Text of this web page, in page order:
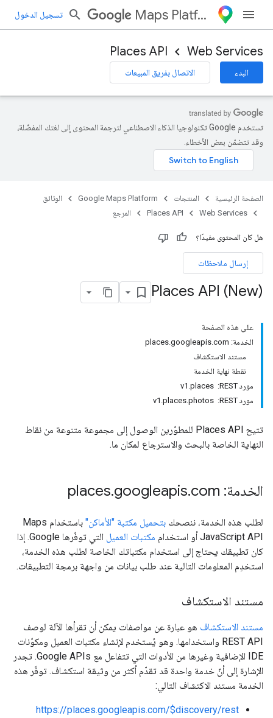
Maps Platform تسجيل الدخول
Web Services
Places API
البدء الاتصال بفريق المبيعات
تستخدم Google تكنولوجيا الذكاء الاصطناعي لترجمة المحتوى إلى لغتك المفضّلة،
وقد تتضمّن بعض الأخطاء.
الصفحة الرئيسية المنتجات Google Maps Platform
الوثائق
Web Services
Places API المرجع
هل كان المحتوى مفيدًا؟
إرسال ملاحظات
Places API (New)
على هذه الصفحة
الخدمة: places.googleapis.com
مستند الاستكشاف
نقطة نهاية الخدمة
مورد REST: ‏ v1.places
مورد REST: ‏ v1.places.photos
تتيح Places API للمطوّرين الوصول إلى مجموعة متنوعة من نقاط
النهاية الخاصة بالبحث والاسترجاع لمكان ما.
الخدمة: places .googleapis.com
لطلب هذه الخدمة، ننصحك بتحميل مكتبة "الأماكن"
باستخدام Maps
JavaScript API أو استخدام
مكتبات العميل
التي توفّرها Google. إذا
كان تطبيقك يحتاج إلى استخدام مكتباتك الخاصة لطلب هذه الخدمة،
استخدِم المعلومات التالية عند طلب بيانات من واجهة برمجة التطبيقات.
مستند الاستكشاف
مستند الاستكشاف هو عبارة عن مواصفات يمكن أن تقرأها الآلة لوصف
REST API واستخدامها. وهو يُستخدم لإنشاء مكتبات العميل ومكوّنات
IDE الإضافية وغيرها من الأدوات التي تتفاعل مع Google APIs. تجدر
الإشارة إلى أنّ خدمة واحدة قد تقدّم أكثر من وثيقة استكشاف. توفّر هذه
الخدمة مستند الاكتشاف التالي:
https://places.googleapis.com/$discovery/rest